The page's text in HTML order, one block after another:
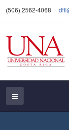
(506) 2562-4068